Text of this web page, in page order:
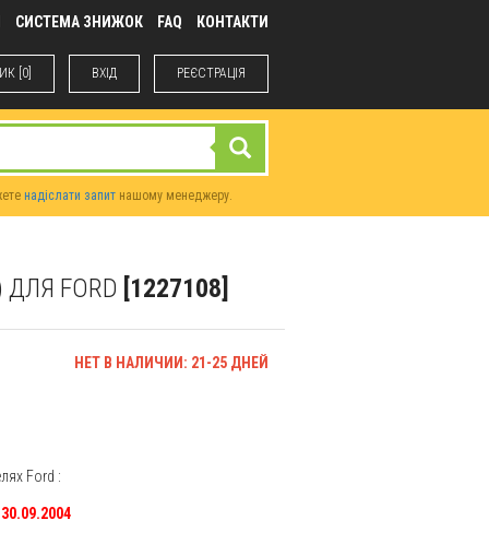
СИСТЕМА ЗНИЖОК FAQ КОНТАКТИ
[0] ВХIД РЕЄСТРАЦІЯ
надіслати запит нашому менеджеру.
FORD [1227108]
НЕТ В НАЛИЧИИ: 21-25 ДНЕЙ
Ford :